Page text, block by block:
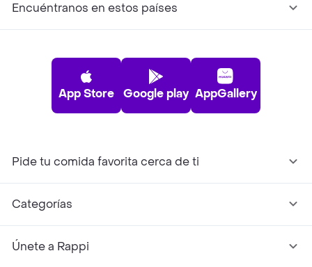
Encuéntranos en estos países
App Store Google play AppGallery
Pide tu comida favorita cerca de ti
Categorías
Únete a Rappi